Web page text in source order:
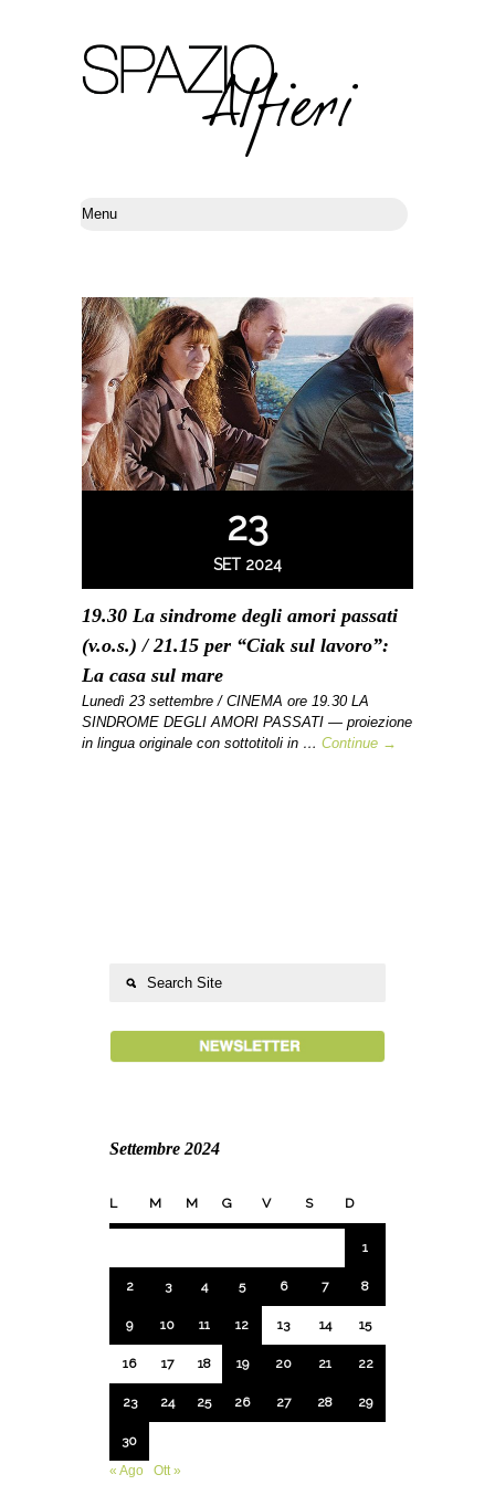
23
SET 2024
19.30 La sindrome degli amori passati
(v.o.s.) / 21.15 per “Ciak sul lavoro”:
La casa sul mare
Lunedì 23 settembre / CINEMA ore 19.30 LA
SINDROME DEGLI AMORI PASSATI — proiezione
in lingua originale con sottotitoli in … Continue →
Settembre 2024
L M M G V S D
1
2 3 4 5 6 7 8
9 10 11 12 13 14 15
16 17 18 19 20 21 22
23 24 25 26 27 28 29
30
« Ago
Ott »